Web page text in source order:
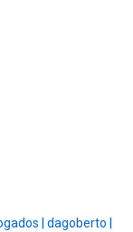
| dagoberto |